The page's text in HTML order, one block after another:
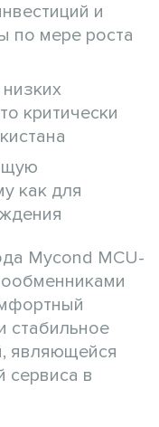
и
по мере роста
критически
как для
Mycond MCU-
стабильное
являющейся
сервиса в